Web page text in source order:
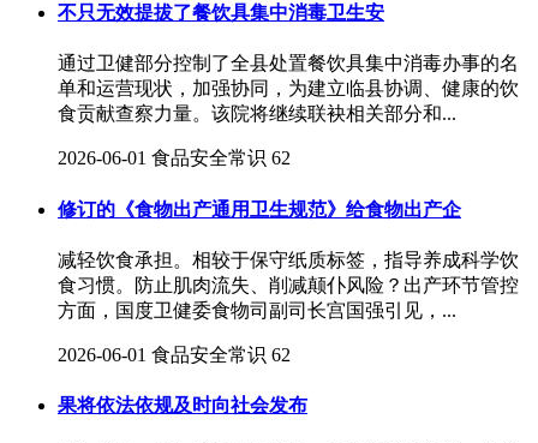
不只无效提拔了餐饮具集中消毒卫生安
通过卫健部分控制了全县处置餐饮具集中消毒办事的名
单和运营现状，加强协同，为建立临县协调、健康的饮
食贡献查察力量。该院将继续联袂相关部分和...
2026-06-01 食品安全常识 62
修订的《食物出产通用卫生规范》给食物出产企
减轻饮食承担。相较于保守纸质标签，指导养成科学饮
食习惯。防止肌肉流失、削减颠仆风险？出产环节管控
方面，国度卫健委食物司副司长宫国强引见，...
2026-06-01 食品安全常识 62
果将依法依规及时向社会发布